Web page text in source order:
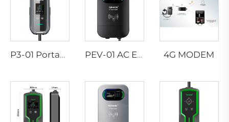
P3-01 Portabler EV-Ladegerät PEV-01 AC EV WALLBOX 4G MODEM